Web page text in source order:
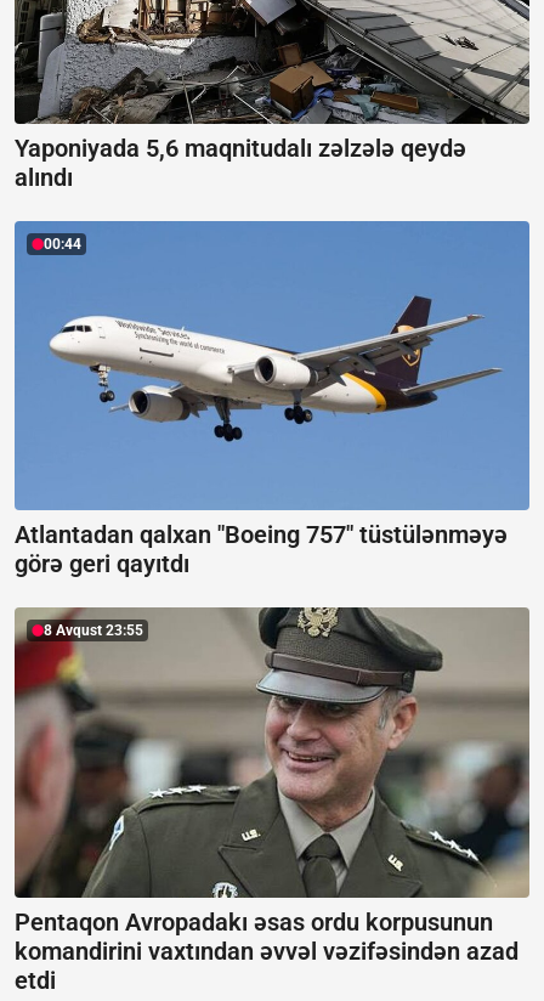
Yaponiyada 5,6 maqnitudalı zəlzələ qeydə
alındı
00:44
Atlantadan qalxan "Boeing 757" tüstülənməyə
görə geri qayıtdı
8 Avqust 23:55
Pentaqon Avropadakı əsas ordu korpusunun
komandirini vaxtından əvvəl vəzifəsindən azad
etdi